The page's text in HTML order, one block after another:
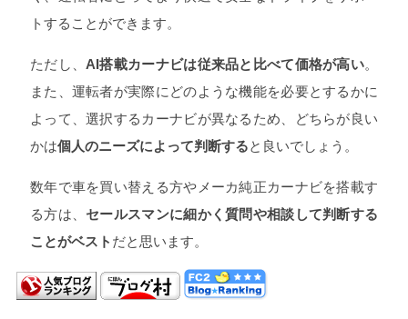
トすることができます。
ただし、 AI搭載カーナビは従来品と比べて価格が高い。
また、運転者が実際にどのような機能を必要とするかに
よって、選択するカーナビが異なるため、どちらが良い
かは個人のニーズによって判断すると良いでしょう。
数年で車を買い替える方やメーカ純正カーナビを搭載す
る方は、 セールスマンに細かく質問や相談して判断する
ことがベスト だと思います。